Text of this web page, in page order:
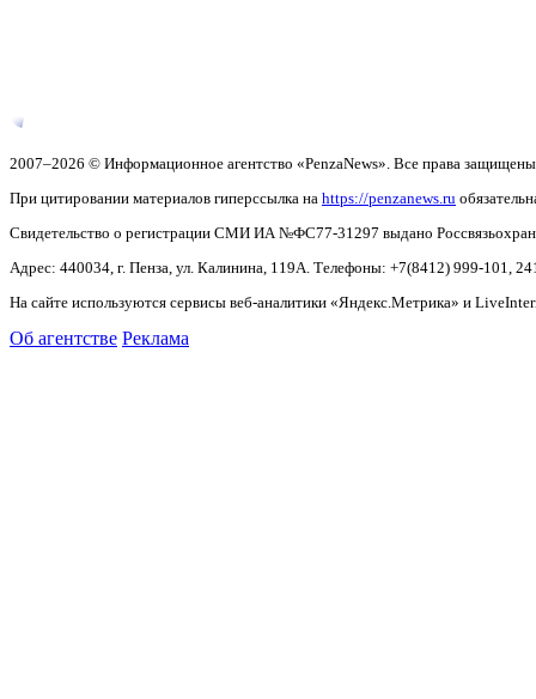
2007–2026 © Информационное агентство «PenzaNews». Все права
При цитировании материалов гиперссылка на https://penzanews.ru
Свидетельство о регистрации СМИ ИА №ФС77-31297 выдано
Адрес: 440034, г. Пенза, ул. Калинина, 119А. Телефоны: +7(8412) 999-101,
На сайте используются сервисы веб-аналитики «Яндекс.Метрика» и
Об агентстве Реклама